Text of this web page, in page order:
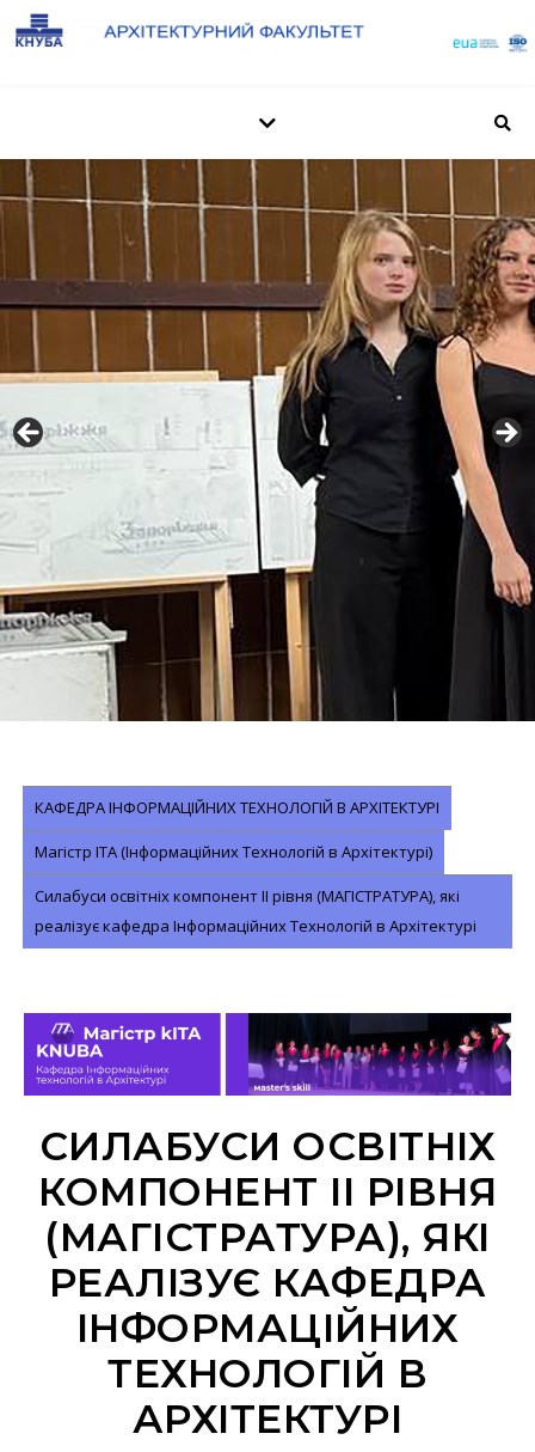
КАФЕДРА ІНФОРМАЦІЙНИХ ТЕХНОЛОГІЙ В АРХІТЕКТУРІ
Магістр ІТА (Інформаційних Технологій в Архітектурі)
Силабуси освітніх компонент ІІ рівня (МАГІСТРАТУРА), які
реалізує кафедра Інформаційних Технологій в Архітектурі
СИЛАБУСИ ОСВІТНІХ
КОМПОНЕНТ ІІ РІВНЯ
(МАГІСТРАТУРА), ЯКІ
РЕАЛІЗУЄ КАФЕДРА
ІНФОРМАЦІЙНИХ
ТЕХНОЛОГІЙ В
АРХІТЕКТУРІ